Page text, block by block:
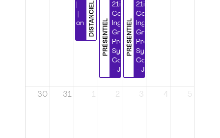
DISTANCIEL
Certification
PRÉSENTIEL
21ième
Congrès
Ingénierie
Grands
Projets et
Systèmes
Complexes
- Jour 1
PRÉSENTIEL
21ième
Congrès
Ingénierie
Grands
Projets et
Systèmes
Complexes
- Jour 2
30 31 1 2 3 4 5